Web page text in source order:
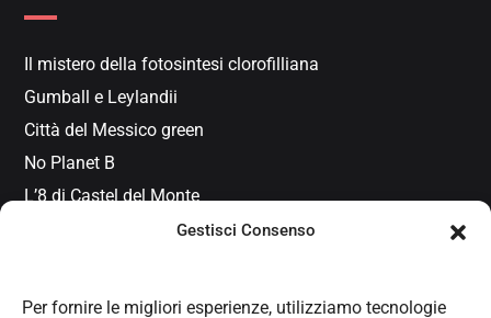
Gestisci Consenso
Per fornire le migliori esperienze, utilizziamo tecnologie
Il mistero della fotosintesi clorofilliana
Gumball e Leylandii
Città del Messico green
No Planet B
L’8 di Castel del Monte